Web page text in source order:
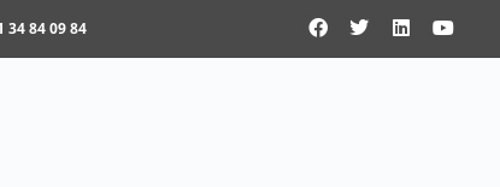
34 84 09 84